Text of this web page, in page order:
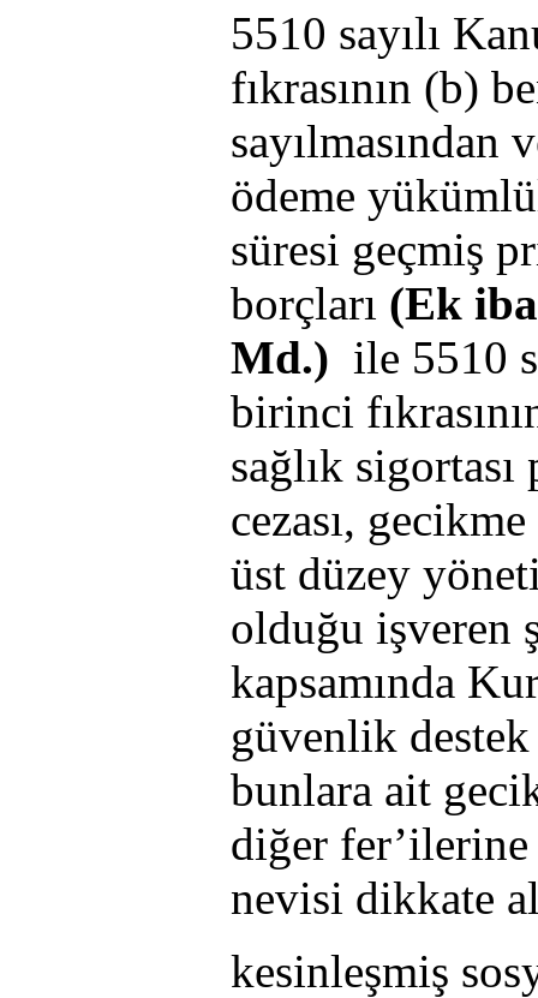
5510 sayılı
fıkrasının (b)
ödeme
süresi geçmiş
borçları (Ek
Md.) ile 5510
birinci
sağlık
cezası,
üst düzey
olduğu işveren
kapsamında
güvenlik
bunlara ait
diğer
nevisi dikkate
kesinleşmiş